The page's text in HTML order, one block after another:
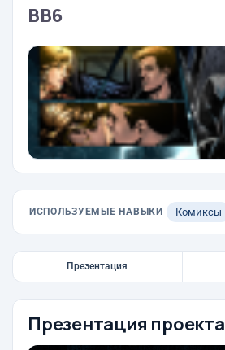
BB6
ИСПОЛЬЗУЕМЫЕ НАВЫКИ Комиксы
Презентация
Презентация проекта